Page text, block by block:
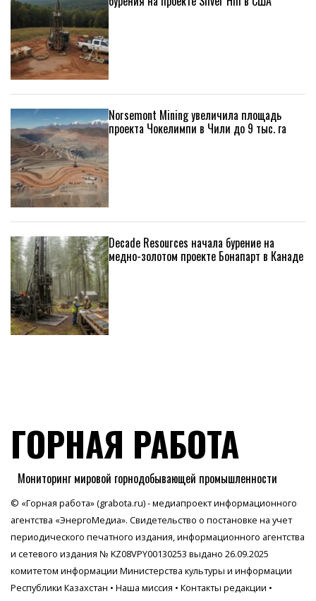
Norsemont Mining увеличила площадь
проекта Чокелимпи в Чили до 9 тыс. га
Decade Resources начала бурение на
медно-золотом проекте Бонапарт в Канаде
ГОРНАЯ РАБОТА
Мониторинг мировой горнодобывающей промышленности
© «Горная работа» (grabota.ru) - медиапроект информационного
агентства «ЭнергоМедиа». Свидетельство о постановке на учет
периодического печатного издания, информационного агентства
и сетевого издания № KZ08VPY00130253 выдано 26.09.2025
комитетом информации Министерства культуры и информации
Республики Казахстан • Наша миссия • Контакты редакции •